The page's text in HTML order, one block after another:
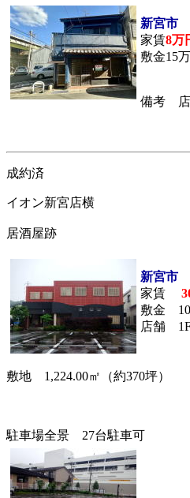
新宮市
家賃8万
敷金15
備考
成約済
イオン新宮店横
居酒屋跡
新宮市
家賃
敷金
店舗
客席
その
敷地 1,224.00㎡（約370坪）
駐車場全景 27台駐車可